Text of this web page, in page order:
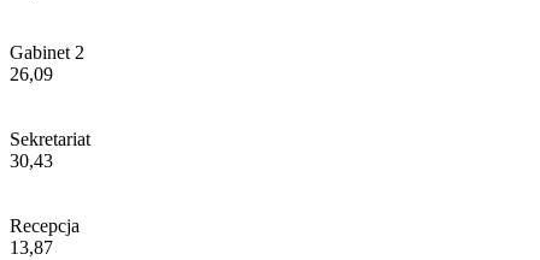
Gabinet 2
26,09
Sekretariat
30,43
Recepcja
13,87